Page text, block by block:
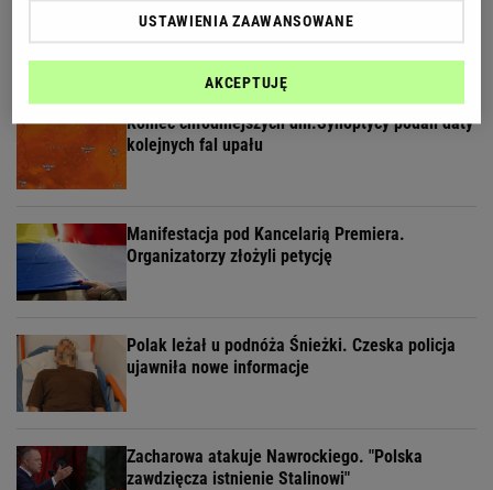
Sąd pokrzyżował plany Trumpa. "Nie znamy
żadnego przypadku w historii"
Koniec chłodniejszych dni.Synoptycy podali daty
kolejnych fal upału
Manifestacja pod Kancelarią Premiera.
Organizatorzy złożyli petycję
Polak leżał u podnóża Śnieżki. Czeska policja
ujawniła nowe informacje
Zacharowa atakuje Nawrockiego. "Polska
zawdzięcza istnienie Stalinowi"
USTAWIENIA ZAAWANSOWANE
AKCEPTUJĘ